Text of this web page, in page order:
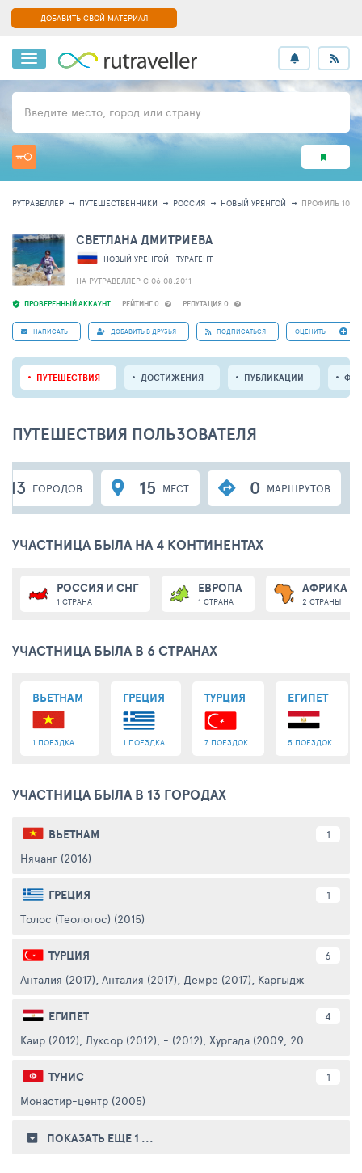
ДОБАВИТЬ СВОЙ МАТЕРИАЛ
Введите место, город или страну
РУТРАВЕЛЛЕР ПУТЕШЕСТВЕННИКИ РОССИЯ НОВЫЙ УРЕНГОЙ ПРОФИЛЬ
ПРОВЕРЕННЫЙ АККАУНТ РЕЙТИНГ 0 РЕПУТАЦИЯ 0
СВЕТЛАНА ДМИТРИЕВА
НОВЫЙ УРЕНГОЙ
ТУРАГЕНТ
НА РУТРАВЕЛЛЕР C 06.08.2011
НАПИСАТЬ ДОБАВИТЬ В ДРУЗЬЯ ПОДПИСАТЬСЯ ОЦЕНИТЬ
ПУТЕШЕСТВИЯ ДОСТИЖЕНИЯ ПУБЛИКАЦИИ
ПУТЕШЕСТВИЯ ПОЛЬЗОВАТЕЛЯ
13 ГОРОДОВ 15 МЕСТ 0 МАРШРУТОВ
УЧАСТНИЦА БЫЛА НА 4 КОНТИНЕНТАХ
РОССИЯ И СНГ
1 СТРАНА
ЕВРОПА
1 СТРАНА
АФРИКА
2 СТРАНЫ
УЧАСТНИЦА БЫЛА В 6 СТРАНАХ
ВЬЕТНАМ
1 ПОЕЗДКА
ГРЕЦИЯ
1 ПОЕЗДКА
ТУРЦИЯ
7 ПОЕЗДОК
ЕГИПЕТ
5 ПОЕЗДОК
УЧАСТНИЦА БЫЛА В 13 ГОРОДАХ
ВЬЕТНАМ 1
Нячанг (2016)
ГРЕЦИЯ 1
Толос (Теологос) (2015)
ТУРЦИЯ 6
Анталия (2017), Анталия (2017), Демре (2017), Каргыджак (2014,
ЕГИПЕТ 4
Каир (2012), Луксор (2012), - (2012), Хургада (2009, 2010)
ТУНИС 1
Монастир-центр (2005)
ПОКАЗАТЬ ЕЩЕ 1 ...